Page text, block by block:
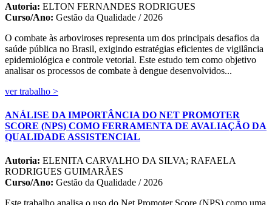
Autoria: ELTON FERNANDES RODRIGUES
Curso/Ano: Gestão da Qualidade / 2026
O combate às arboviroses representa um dos principais desafios da
saúde pública no Brasil, exigindo estratégias eficientes de vigilância
epidemiológica e controle vetorial. Este estudo tem como objetivo
analisar os processos de combate à dengue desenvolvidos...
ver trabalho >
ANÁLISE DA IMPORTÂNCIA DO NET PROMOTER
SCORE (NPS) COMO FERRAMENTA DE AVALIAÇÃO DA
QUALIDADE ASSISTENCIAL
Autoria: ELENITA CARVALHO DA SILVA; RAFAELA
RODRIGUES GUIMARÃES
Curso/Ano: Gestão da Qualidade / 2026